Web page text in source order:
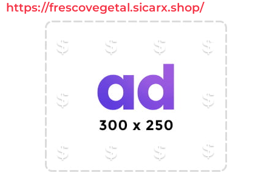
https://frescovegetal.sicarx.shop/